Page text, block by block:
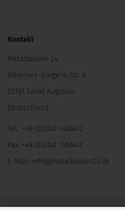
Kontakt
Metallpulver 24
Johannes-Görgens-Str. 8
53757 Sankt Augustin
Deutschland
Tel.: +49 (0)2241 1486412
Fax: +49 (0)2241 1486413
E-Mail: info@metallpulver24.de